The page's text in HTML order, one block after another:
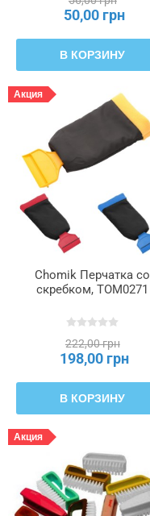
50,00 грн
В КОРЗИНУ
Акция
Chomik Перчатка со
скребком, TOM0271
222,00 грн
198,00 грн
В КОРЗИНУ
Акция